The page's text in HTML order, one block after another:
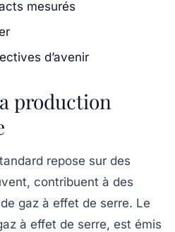
mesurés
d’avenir
production
repose sur des
contribuent à des
gaz à effet de serre. Le
à effet de serre, est émis